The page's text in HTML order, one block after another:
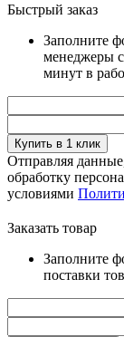
Быстрый заказ
Заполните
менеджеры
минут в
Купить в 1 клик
Отправляя
обработку
условиями
Заказать товар
Заполните
поставки